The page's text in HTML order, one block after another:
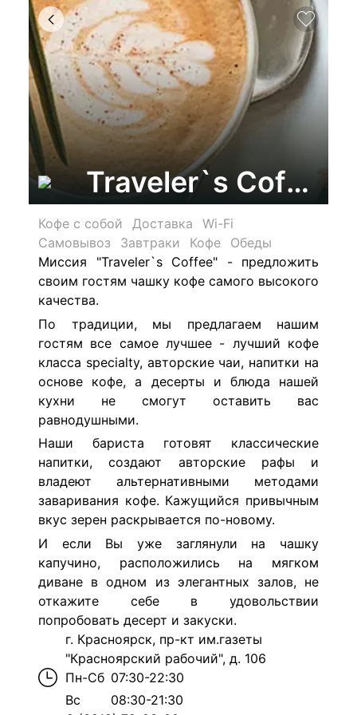
Traveler`s Coffee,
Кофе с собой Доставка
Wi-Fi
Самовывоз
Завтраки Кофе
Обеды
Миссия "Traveler`s Coffee" - предложить
своим гостям чашку кофе самого высокого
качества.
По традиции, мы предлагаем нашим
гостям все самое лучшее - лучший кофе
класса specialty, авторские чаи, напитки на
основе кофе, а десерты и блюда нашей
кухни не смогут оставить вас
равнодушными.
Наши бариста готовят классические
напитки, создают авторские рафы и
владеют альтернативными методами
заваривания кофе. Кажущийся привычным
вкус зерен раскрывается по-новому.
И если Вы уже заглянули на чашку
капучино, расположились на мягком
диване в одном из элегантных залов, не
откажите себе в удовольствии
попробовать десерт и закуски.
г. Красноярск, пр-кт им.газеты
"Красноярский рабочий", д. 106
Пн-Сб 07:30-22:30
Вс
08:30-21:30